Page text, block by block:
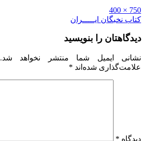
Full
size
750 × 400
راهبری
نوشته
کتاب نخبگان ایـــــران
دیدگاهتان را بنویسید
نشانی ایمیل شما منتشر نخواهد شد.
علامت‌گذاری شده‌اند *
دیدگاه *